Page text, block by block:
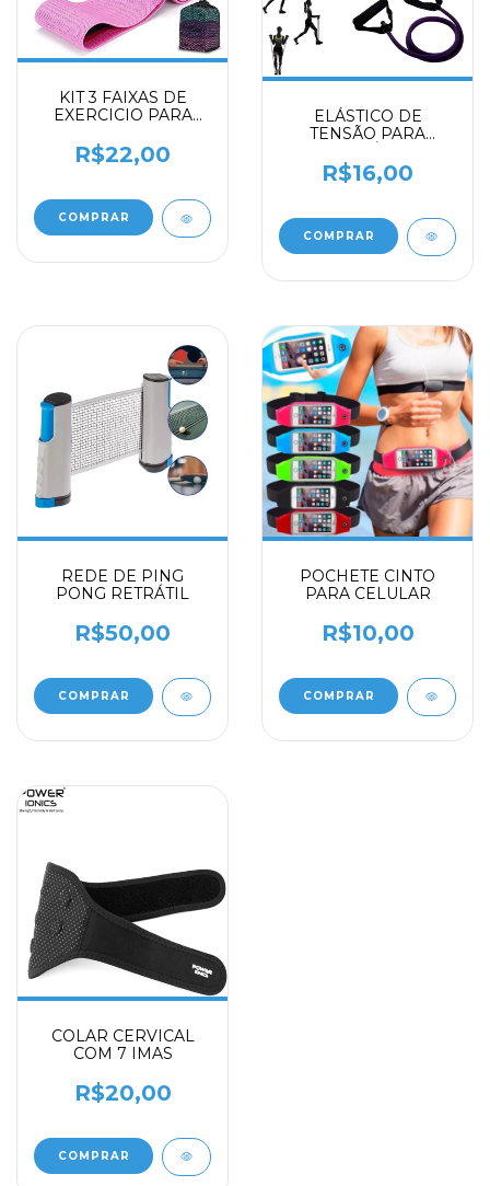
KIT 3 FAIXAS DE
EXERCICIO PARA
RESISTANCE
R$22,00
ELÁSTICO DE
TENSÃO PARA
R$16,00
REDE DE PING
PONG RETRÁTIL
R$50,00
POCHETE CINTO
PARA CELULAR
R$10,00
COLAR CERVICAL
COM 7 IMAS
R$20,00